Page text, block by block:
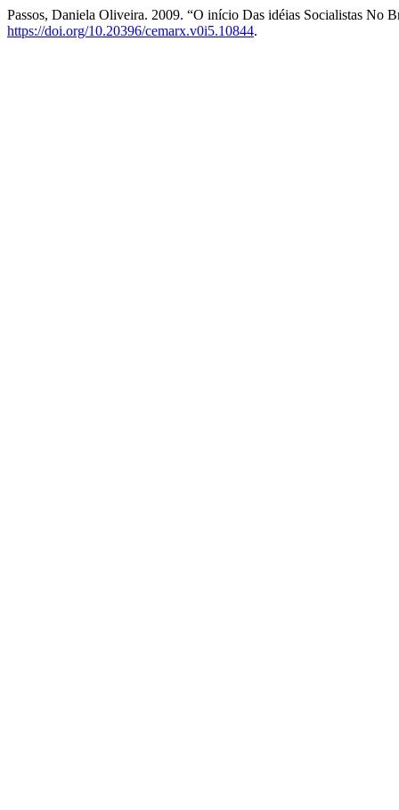
Passos, Daniela Oliveira. 2009. “O início Das idéias Socialistas No
https://doi.org/10.20396/cemarx.v0i5.10844.